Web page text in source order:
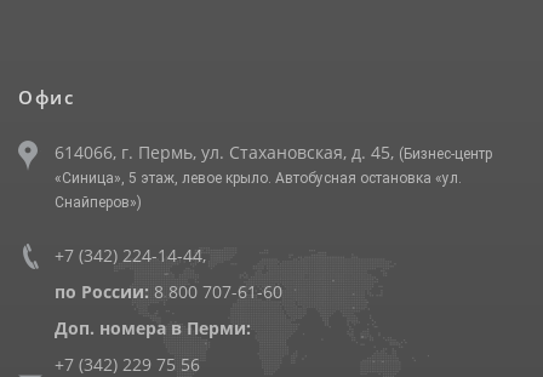
Офис
614066, г. Пермь, ул. Стахановская, д. 45, (Бизнес-центр
«Синица», 5 этаж, левое крыло. Автобусная остановка «ул.
Снайперов»)
+7 (342) 224-14-44,
по России: 8 800 707-61-60
Доп. номера в Перми:
+7 (342) 229 75 56